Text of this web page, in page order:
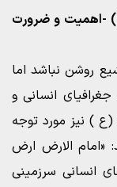
-اهمیت و ضرورت
روشن نباشد اما
انسانی و
) نیز مورد توجه
«امام الارض ارض
انسانی سرزمینی